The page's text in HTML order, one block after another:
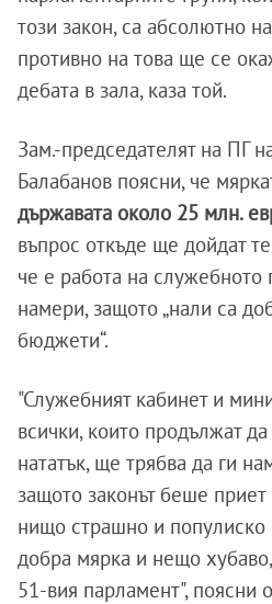
този закон, са абсолютно
противно на това ще се
дебата в зала, каза той.
Зам.-председателят на ПГ
Балабанов поясни, че
държавата около 25 млн.
въпрос откъде ще дойдат
че е работа на служебното
намери, защото „нали са
бюджети“.
"Служебният кабинет и
всички, които продължат
нататък, ще трябва да ги
защото законът беше
нищо страшно и популиско
добра мярка и нещо
51-вия парламент", поясни